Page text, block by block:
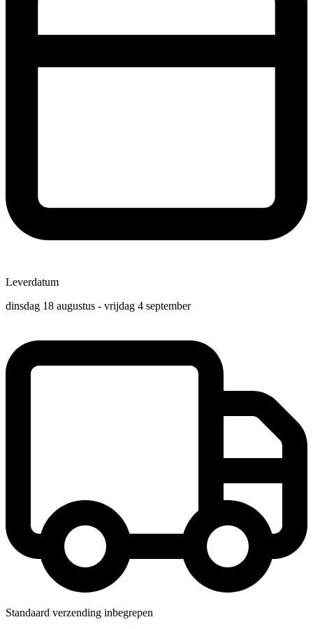
Leverdatum
dinsdag 18 augustus - vrijdag 4 september
Standaard verzending inbegrepen